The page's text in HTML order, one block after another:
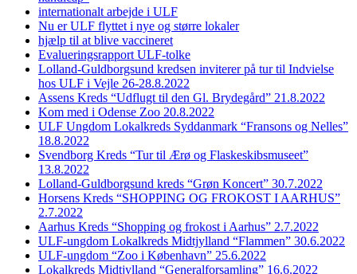
internationalt arbejde i ULF
Nu er ULF flyttet i nye og større lokaler
hjælp til at blive vaccineret
Evalueringsrapport ULF-tolke
Lolland-Guldborgsund kredsen inviterer på tur til Indvielse
hos ULF i Vejle 26-28.8.2022
Assens Kreds “Udflugt til den Gl. Brydegård” 21.8.2022
Kom med i Odense Zoo 20.8.2022
ULF Ungdom Lokalkreds Syddanmark “Fransons og Nelles”
18.8.2022
Svendborg Kreds “Tur til Ærø og Flaskeskibsmuseet”
13.8.2022
Lolland-Guldborgsund kreds “Grøn Koncert” 30.7.2022
Horsens Kreds “SHOPPING OG FROKOST I AARHUS”
2.7.2022
Aarhus Kreds “Shopping og frokost i Aarhus” 2.7.2022
ULF-ungdom Lokalkreds Midtjylland “Flammen” 30.6.2022
ULF-ungdom “Zoo i København” 25.6.2022
Lokalkreds Midtjylland “Generalforsamling” 16.6.2022